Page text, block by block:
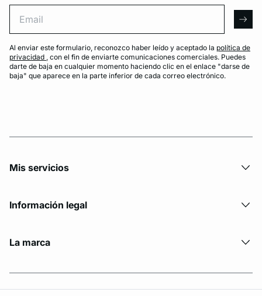
Al enviar este formulario, reconozco haber leído y aceptado la política de
privacidad , con el fin de enviarte comunicaciones comerciales. Puedes
darte de baja en cualquier momento haciendo clic en el enlace "darse de
baja" que aparece en la parte inferior de cada correo electrónico.
Mis servicios
Información legal
La marca